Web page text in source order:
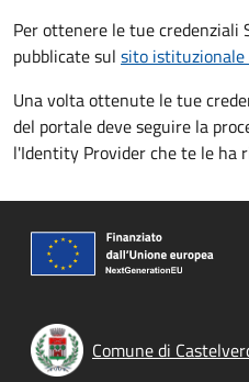
Per ottenere le tue credenziali
pubblicate sul sito istituzionale
Una volta ottenute le tue
del portale deve seguire la
l'Identity Provider che te le ha
Comune di